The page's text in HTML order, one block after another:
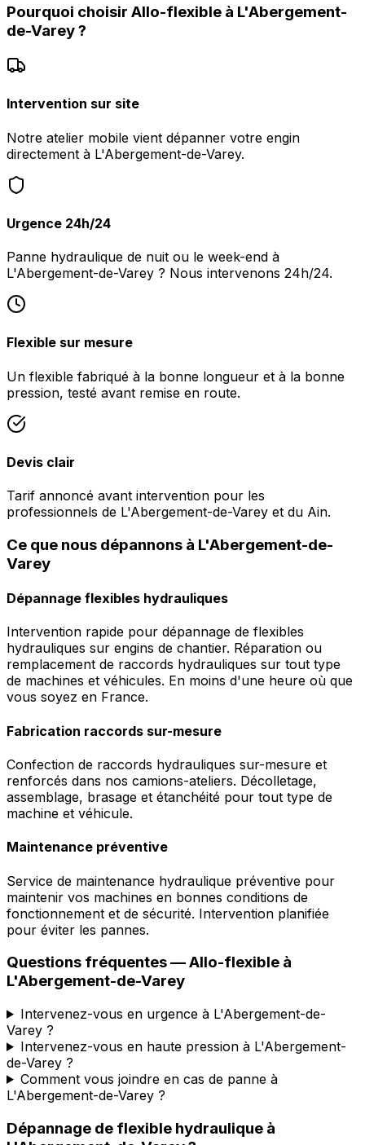
Pourquoi choisir Allo-flexible à L'Abergement-
de-Varey?
Intervention sur site
Notre atelier mobile vient dépanner votre engin
directement à L'Abergement-de-Varey.
Urgence 24h/24
Panne hydraulique de nuit ou le week-end à
L'Abergement-de-Varey ? Nous intervenons 24h/24.
Flexible sur mesure
Un flexible fabriqué à la bonne longueur et à la bonne
pression, testé avant remise en route.
Devis clair
Tarif annoncé avant intervention pour les
professionnels de L'Abergement-de-Varey et du Ain.
Ce que nous dépannons à L'Abergement-de-
Varey
Dépannage flexibles hydrauliques
Intervention rapide pour dépannage de flexibles
hydrauliques sur engins de chantier. Réparation ou
remplacement de raccords hydrauliques sur tout type
de machines et véhicules. En moins d'une heure où que
vous soyez en France.
Fabrication raccords sur-mesure
Confection de raccords hydrauliques sur-mesure et
renforcés dans nos camions-ateliers. Décolletage,
assemblage, brasage et étanchéité pour tout type de
machine et véhicule.
Maintenance préventive
Service de maintenance hydraulique préventive pour
maintenir vos machines en bonnes conditions de
fonctionnement et de sécurité. Intervention planifiée
pour éviter les pannes.
Questions fréquentes —Allo-flexible à
L'Abergement-de-Varey
Intervenez-vous en urgence à L'Abergement-de-
Varey ?
Intervenez-vous en haute pression à L'Abergement-
de-Varey ?
Comment vous joindre en cas de panne à
L'Abergement-de-Varey ?
Dépannage de flexible hydraulique à